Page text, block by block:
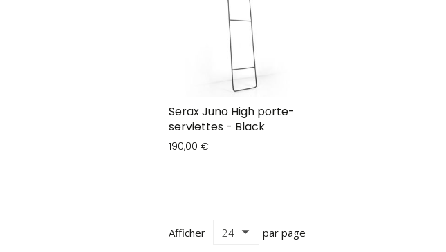
Serax Juno High porte-
serviettes - Black
190,00 €
Afficher par page